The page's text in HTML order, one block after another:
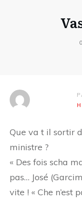
0
Que va t il sortir
ministre ?
« Des fois scha
pas… José
vite ! « Che n’est